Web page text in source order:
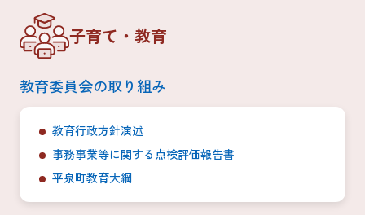
子育て・教育
教育委員会の取り組み
教育行政方針演述
事務事業等に関する点検評価報告書
平泉町教育大綱